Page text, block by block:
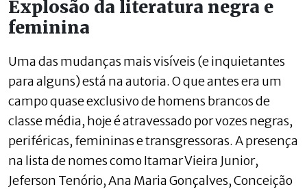
Explosão da literatura negra e
feminina
Uma das mudanças mais visíveis (e inquietantes
para alguns) está na autoria. O que antes era um
campo quase exclusivo de homens brancos de
classe média, hoje é atravessado por vozes negras,
periféricas, femininas e transgressoras. A presença
na lista de nomes como Itamar Vieira Junior,
Jeferson Tenório, Ana Maria Gonçalves, Conceição